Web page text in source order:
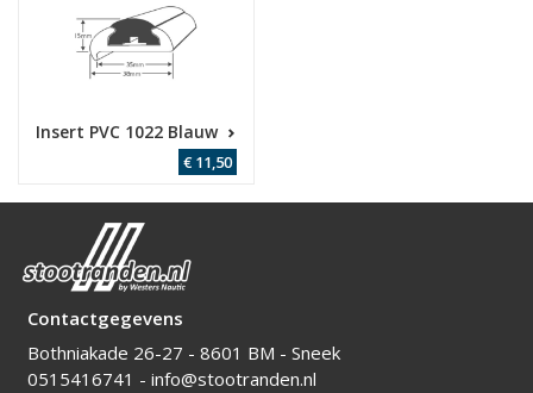
€ 11,50
Insert PVC 1022 Blauw
Contactgegevens
Bothniakade 26-27 - 8601 BM - Sneek
0515416741 - info@stootranden.nl